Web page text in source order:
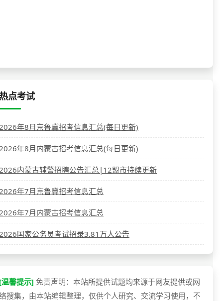
点考试
年8月京鲁冀招考信息汇总(每日更新)
年8月内蒙古招考信息汇总(每日更新)
内蒙古辅警招聘公告汇总|12盟市持续更新
年7月京鲁冀招考信息汇总
年7月内蒙古招考信息汇总
国家公务员考试招录3.81万人公告
馨提示] 免责声明：本站所提供试题均来源于网友提供或网
搜集，由本站编辑整理，仅供个人研究、交流学习使用，不